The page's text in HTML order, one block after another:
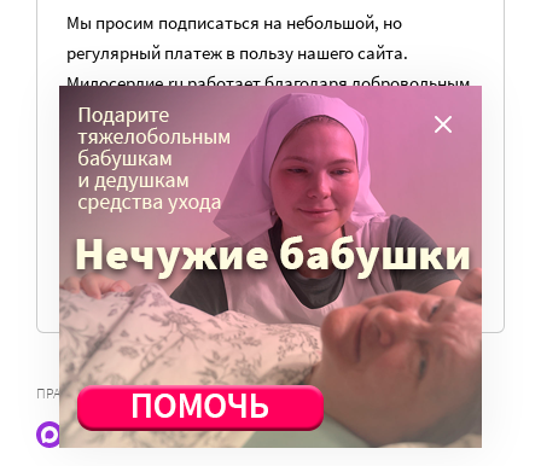
Мы просим подписаться на небольшой, но
регулярный платеж в пользу нашего сайта.
Милосердие.ru работает благодаря добровольным
пожертвованиям наших читателей. На
командировки, съемки, зарплаты редакторов,
журналистов и техническую поддержку сайта
нужны средства.
ПОМОЧЬ ПОРТАЛУ
ПРАВА ИНВАЛИДОВ
Наши статьи и новости в Max. Подпишитесь